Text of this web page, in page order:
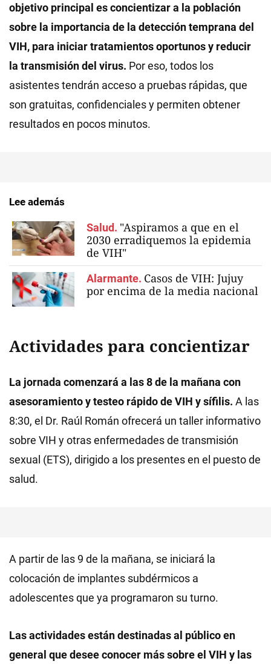
objetivo principal es concientizar a la población
sobre la importancia de la detección temprana del
VIH, para iniciar tratamientos oportunos y reducir
la transmisión del virus. Por eso, todos los
asistentes tendrán acceso a pruebas rápidas, que
son gratuitas, confidenciales y permiten obtener
resultados en pocos minutos.
Lee además
Salud. "Aspiramos a que en el
2030 erradiquemos la epidemia
de VIH"
Alarmante. Casos de VIH: Jujuy
por encima de la media nacional
Actividades para concientizar
La jornada comenzará a las 8 de la mañana con
asesoramiento y testeo rápido de VIH y sífilis. A las
8:30, el Dr. Raúl Román ofrecerá un taller informativo
sobre VIH y otras enfermedades de transmisión
sexual (ETS), dirigido a los presentes en el puesto de
salud.
A partir de las 9 de la mañana, se iniciará la
colocación de implantes subdérmicos a
adolescentes que ya programaron su turno.
Las actividades están destinadas al público en
general que desee conocer más sobre el VIH y las